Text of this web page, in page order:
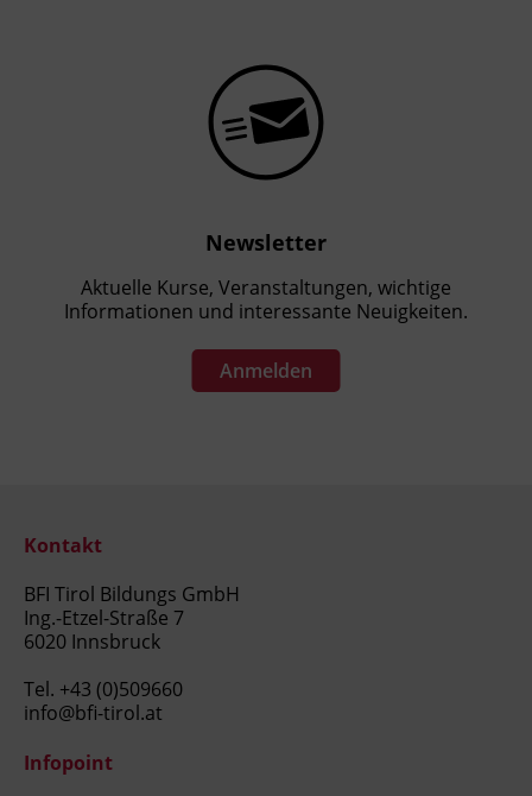
Newsletter
Aktuelle Kurse, Veranstaltungen, wichtige
Informationen und interessante Neuigkeiten.
Anmelden
Kontakt
BFI Tirol Bildungs GmbH
Ing.-Etzel-Straße 7
6020 Innsbruck
Tel. +43 (0)509660
info@bfi-tirol.at
Infopoint